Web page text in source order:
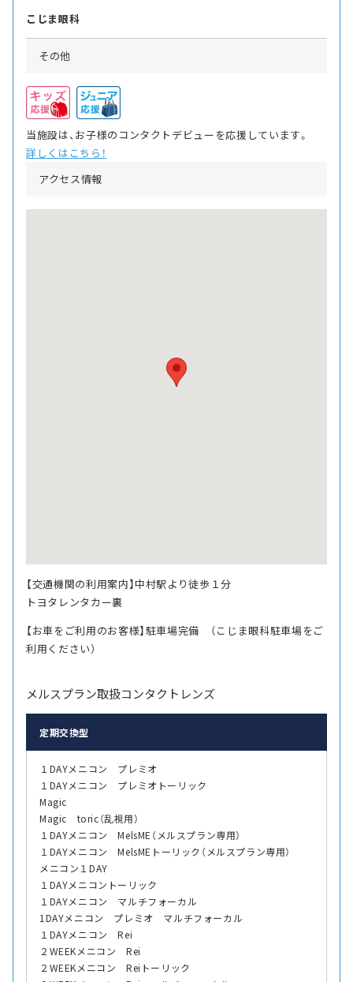
こじま眼科
その他
当施設は、お子様のコンタクトデビューを応援しています。
詳しくはこちら！
アクセス情報
【交通機関の利用案内】中村駅より徒歩１分
トヨタレンタカー裏
【お車をご利用のお客様】駐車場完備 （こじま眼科駐車場をご
利用ください）
メルスプラン取扱コンタクトレンズ
定期交換型
１DAYメニコン プレミオ
１DAYメニコン プレミオトーリック
Magic
Magic toric（乱視用）
１DAYメニコン MelsME（メルスプラン専用）
１DAYメニコン MelsMEトーリック（メルスプラン専用）
メニコン１DAY
１DAYメニコントーリック
１DAYメニコン マルチフォーカル
1DAYメニコン プレミオ マルチフォーカル
１DAYメニコン Rei
２WEEKメニコン Rei
２WEEKメニコン Reiトーリック